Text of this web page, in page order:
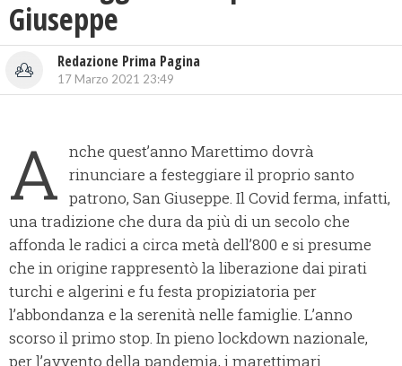
Giuseppe
Redazione Prima Pagina
17 Marzo 2021 23:49
A nche quest’anno Marettimo dovrà
rinunciare a festeggiare il proprio santo
patrono, San Giuseppe. Il Covid ferma, infatti,
una tradizione che dura da più di un secolo che
affonda le radici a circa metà dell’800 e si presume
che in origine rappresentò la liberazione dai pirati
turchi e algerini e fu festa propiziatoria per
l’abbondanza e la serenità nelle famiglie. L’anno
scorso il primo stop. In pieno lockdown nazionale,
per l’avvento della pandemia, i marettimari